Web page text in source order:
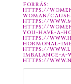
Forrás:
https://
woman/
https://
https://
you-have-a-
https://
hormonal-
https://
imbalance-a-
https://